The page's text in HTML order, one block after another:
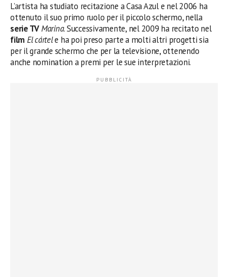
L’artista ha studiato recitazione a Casa Azul e nel 2006 ha
ottenuto il suo primo ruolo per il piccolo schermo, nella
serie TVMarina. Successivamente, nel 2009 ha recitato nel
film El cártele ha poi preso parte a molti altri progetti sia
per il grande schermo che per la televisione, ottenendo
anche nomination a premi per le sue interpretazioni.